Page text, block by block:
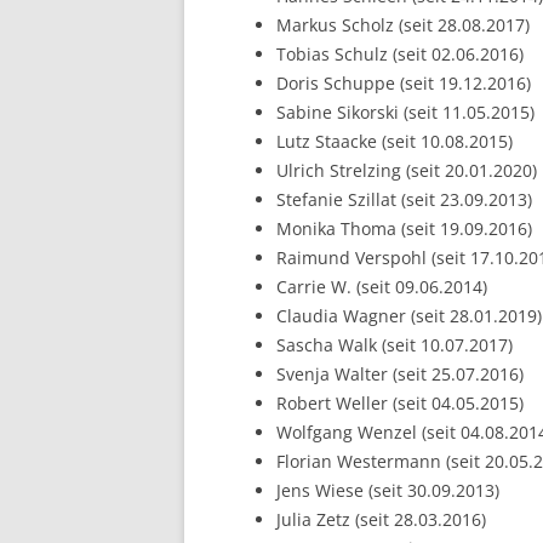
Markus Scholz (seit 28.08.2017)
Tobias Schulz (seit 02.06.2016)
Doris Schuppe (seit 19.12.2016)
Sabine Sikorski (seit 11.05.2015)
Lutz Staacke (seit 10.08.2015)
Ulrich Strelzing (seit 20.01.2020)
Stefanie Szillat (seit 23.09.2013)
Monika Thoma (seit 19.09.2016)
Raimund Verspohl (seit
Carrie W. (seit 09.06.2014)
Claudia Wagner (seit 28.01.2019)
Sascha Walk (seit 10.07.2017)
Svenja Walter (seit 25.07.2016)
Robert Weller (seit 04.05.2015)
Wolfgang Wenzel (seit
Florian Westermann (seit
Jens Wiese (seit 30.09.2013)
Julia Zetz (seit 28.03.2016)